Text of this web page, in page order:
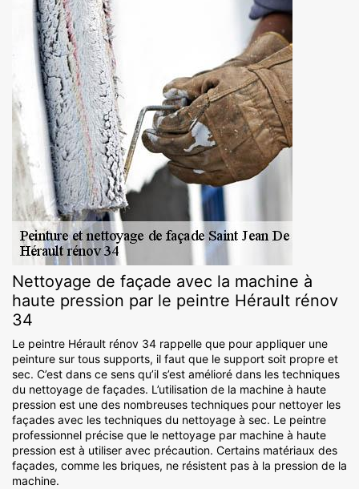
Nettoyage de façade avec la machine à
haute pression par le peintre Hérault rénov
34
Le peintre Hérault rénov 34 rappelle que pour appliquer une
peinture sur tous supports, il faut que le support soit propre et
sec. C’est dans ce sens qu’il s’est amélioré dans les techniques
du nettoyage de façades. L’utilisation de la machine à haute
pression est une des nombreuses techniques pour nettoyer les
façades avec les techniques du nettoyage à sec. Le peintre
professionnel précise que le nettoyage par machine à haute
pression est à utiliser avec précaution. Certains matériaux des
façades, comme les briques, ne résistent pas à la pression de la
machine.